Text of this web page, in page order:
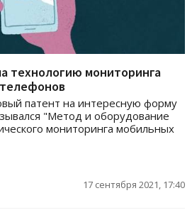
технологию мониторинга
патент на интересную форму
"Метод и оборудование
мониторинга мобильных
17 сентября 2021, 17:40